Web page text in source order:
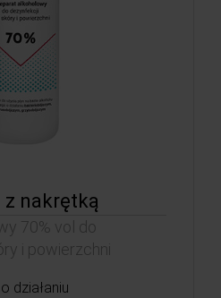
z nakrętką
70% vol do
i powierzchni
działaniu